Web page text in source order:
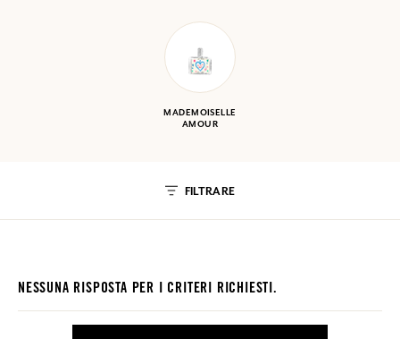
MADEMOISELLE
AMOUR
FILTRARE
NESSUNA RISPOSTA PER I CRITERI RICHIESTI.